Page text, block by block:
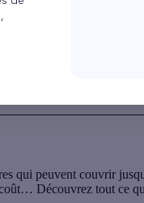
qui peuvent couvrir
Découvrez tout ce